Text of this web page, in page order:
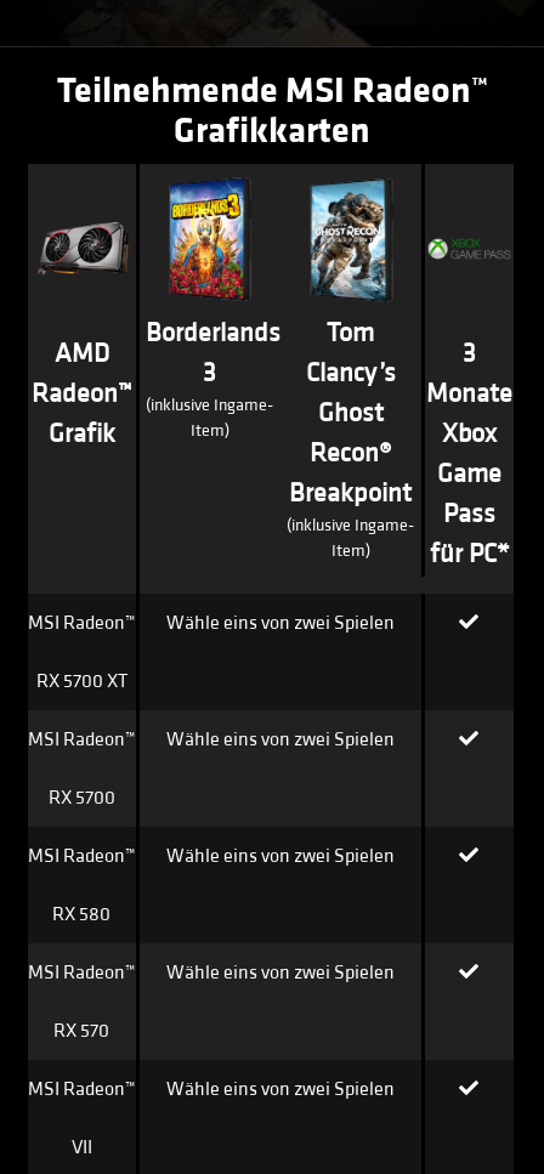
Teilnehmende MSI Radeon™
Grafikkarten
AMD
Radeon™
Grafik
Borderlands
3
(inklusive Ingame-
Item)
Tom
Clancy’s
Ghost
Recon®
Breakpoint
(inklusive Ingame-
Item)
3
Monate
Xbox
Game
Pass
für PC*
MSI Radeon™
RX 5700 XT
Wähle eins von zwei Spielen
MSI Radeon™
RX 5700
Wähle eins von zwei Spielen
MSI Radeon™
RX 580
Wähle eins von zwei Spielen
MSI Radeon™
RX 570
Wähle eins von zwei Spielen
MSI Radeon™
VII
Wähle eins von zwei Spielen